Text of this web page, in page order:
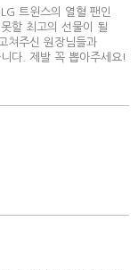
트윈스의 열혈 팬인
할 최고의 선물이 될
쳐주신 원장님들과
다. 제발 꼭 뽑아주세요!